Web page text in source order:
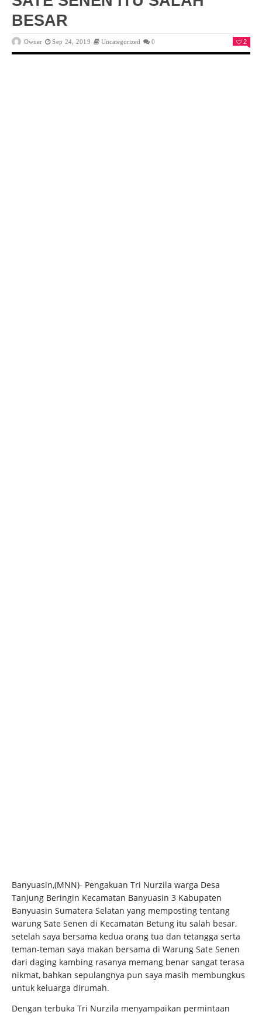
BESAR
Owner Sep 24, 2019 Uncategorized 0 2
Banyuasin,(MNN)- Pengakuan Tri Nurzila warga Desa
Tanjung Beringin Kecamatan Banyuasin 3 Kabupaten
Banyuasin Sumatera Selatan yang memposting tentang
warung Sate Senen di Kecamatan Betung itu salah besar,
setelah saya bersama kedua orang tua dan tetangga serta
teman-teman saya makan bersama di Warung Sate Senen
dari daging kambing rasanya memang benar sangat terasa
nikmat, bahkan sepulangnya pun saya masih membungkus
untuk keluarga dirumah.
Dengan terbuka Tri Nurzila menyampaikan permintaan